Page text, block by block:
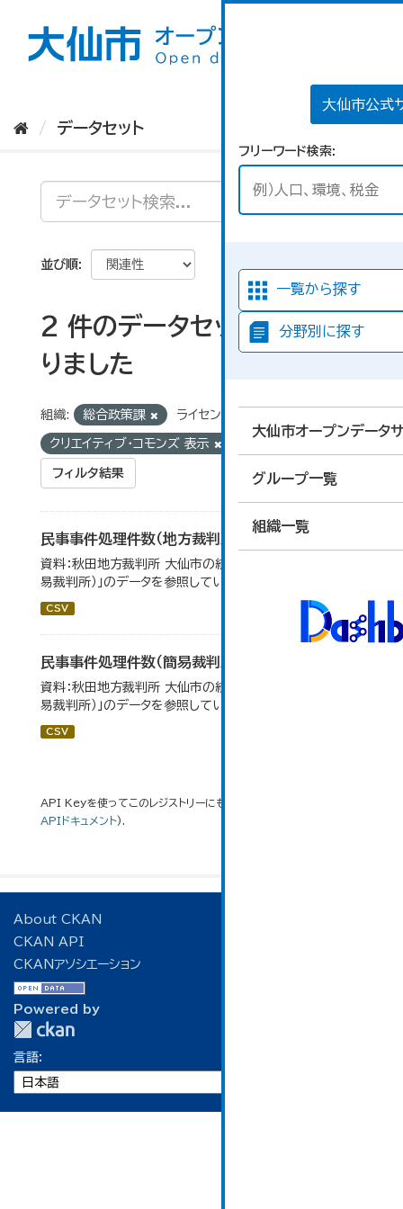
大仙市公式
フリーワード検索
一覧から探す
分野別に探す
大仙市オープンデータ
グループ一覧
組織一覧
データセット
並び順
2 件のデータセットが見つか
りました
組織: 総合政策課 ライセンス:
クリエイティブ・コモンズ 表示
フィルタ結果
民事事件処理件数（地方裁判所）
資料：秋田地方裁判所 大仙市の統計「12-13 民事事件（簡
易裁判所）」のデータを参照しています。
CSV
民事事件処理件数（簡易裁判所）
資料：秋田地方裁判所 大仙市の統計「12-14 民事事件（簡
易裁判所）」のデータを参照しています。
CSV
API Keyを使ってこのレジストリーにもアクセス可能です
APIドキュメント).
About CKAN
CKAN API
CKANアソシエーション
Powered by
言語